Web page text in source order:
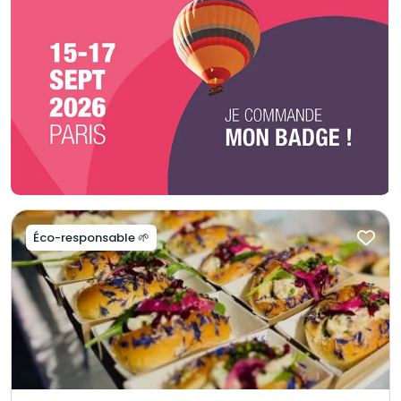
Éco-responsable 🌱